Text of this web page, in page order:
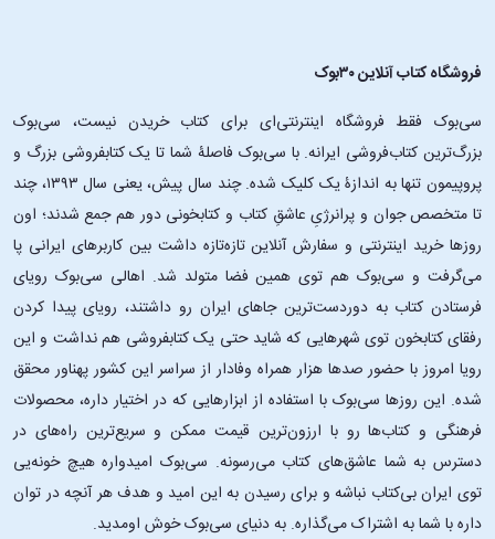
فروشگاه کتاب آنلاین ۳۰بوک
سی‌بوک فقط فروشگاه اینترنتی‌ای برای کتاب خریدن نیست، سی‌بوک
بزرگ‌ترین کتاب‌فروشی ایرانه. با سی‌بوک فاصلۀ شما تا یک کتابفروشی بزرگ و
پروپیمون تنها به اندازۀ یک کلیک شده. چند سال پیش، یعنی سال ۱۳۹۳، چند
تا متخصص جوان و پرانرژیِ عاشقِ کتاب و کتابخونی دور هم جمع شدند؛ اون‌
روزها خرید اینترنتی و سفارش آنلاین تازه‌تازه داشت بین کاربرهای ایرانی پا
می‌گرفت و سی‌بوک هم توی همین فضا متولد شد. اهالی سی‌بوک رویای
فرستادن کتاب به دوردست‌ترین جاهای ایران رو داشتند، رویای پیدا کردن
رفقای کتابخون توی شهرهایی که شاید حتی یک کتابفروشی هم نداشت و این
رویا امروز با حضور صدها هزار همراه وفادار از سراسر این کشور پهناور محقق
شده. این ‌روزها سی‌بوک با استفاده از ابزارهایی که در اختیار داره، محصولات
فرهنگی و کتاب‌ها رو با ارزون‌ترین قیمت ممکن و سریع‌ترین راه‌های در
دسترس به شما عاشق‌های کتاب می‌رسونه. سی‌بوک امیدواره هیچ خونه‌یی
توی ایران بی‌کتاب نباشه و برای رسیدن به این امید و هدف هر آنچه در توان
داره با شما به اشتراک می‌گذاره. به دنیای سی‌بوک خوش اومدید.